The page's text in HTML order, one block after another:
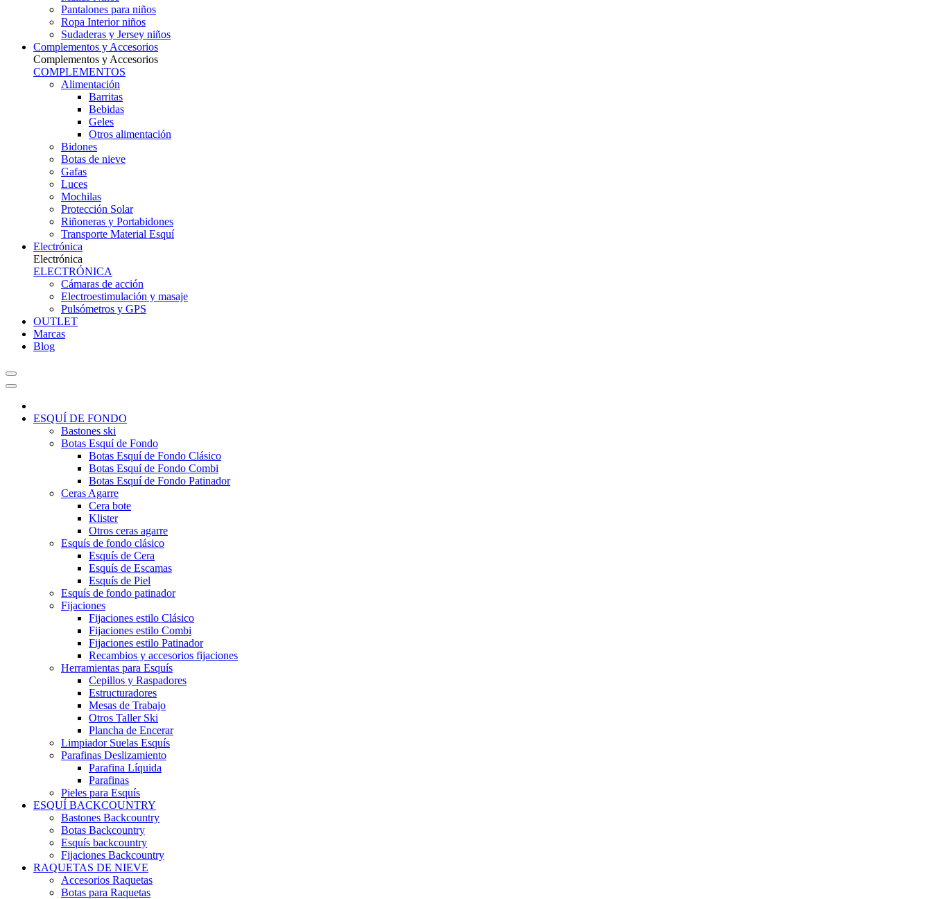
Pantalones para niños
Ropa Interior niños
Sudaderas y Jersey niños
Complementos y Accesorios
Complementos y Accesorios
COMPLEMENTOS
Alimentación
Barritas
Bebidas
Geles
Otros alimentación
Bidones
Botas de nieve
Gafas
Luces
Mochilas
Protección Solar
Riñoneras y Portabidones
Transporte Material Esquí
Electrónica
Electrónica
ELECTRÓNICA
Cámaras de acción
Electroestimulación y masaje
Pulsómetros y GPS
OUTLET
Marcas
Blog
ESQUÍ DE FONDO
Bastones ski
Botas Esquí de Fondo
Botas Esquí de Fondo Clásico
Botas Esquí de Fondo Combi
Botas Esquí de Fondo Patinador
Ceras Agarre
Cera bote
Klister
Otros ceras agarre
Esquís de fondo clásico
Esquís de Cera
Esquís de Escamas
Esquís de Piel
Esquís de fondo patinador
Fijaciones
Fijaciones estilo Clásico
Fijaciones estilo Combi
Fijaciones estilo Patinador
Recambios y accesorios fijaciones
Herramientas para Esquís
Cepillos y Raspadores
Estructuradores
Mesas de Trabajo
Otros Taller Ski
Plancha de Encerar
Limpiador Suelas Esquís
Parafinas Deslizamiento
Parafina Líquida
Parafinas
Pieles para Esquís
ESQUÍ BACKCOUNTRY
Bastones Backcountry
Botas Backcountry
Esquís backcountry
Fijaciones Backcountry
RAQUETAS DE NIEVE
Accesorios Raquetas
Botas para Raquetas